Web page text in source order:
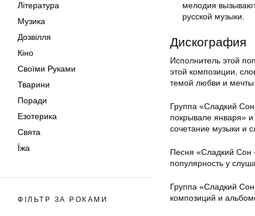
Література
Музика
Дозвілля
Кіно
Своїми Руками
Тварини
Поради
Езотерика
Свята
Їжа
ФІЛЬТР ЗА РОКАМИ
мелодия
русской музыки.
Дискография
Исполнитель этой
этой композиции,
темой любви и мечты.
Группа «Сладкий
покрывале января»
сочетание музыки и
Песня «Сладкий Сон
популярность у
Группа «Сладкий
композиций и